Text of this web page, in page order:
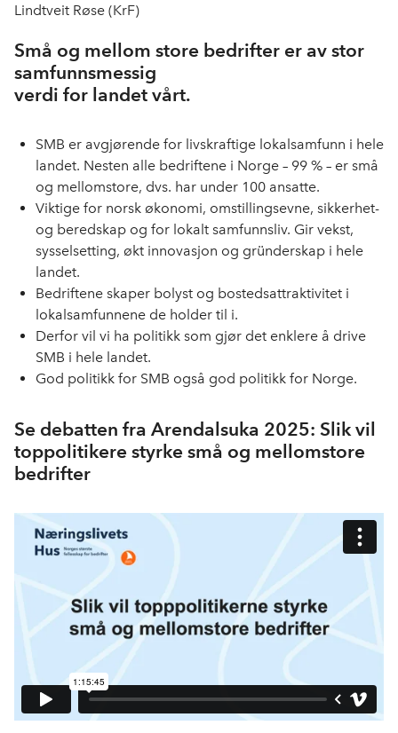
Lindtveit Røse (KrF)
Små og mellom store bedrifter er av stor
samfunnsmessig
verdi for landet vårt.
SMB er avgjørende for livskraftige lokalsamfunn i hele
landet. Nesten alle bedriftene i Norge – 99 % – er små
og mellomstore, dvs. har under 100 ansatte.
Viktige for norsk økonomi, omstillingsevne, sikkerhet-
og beredskap og for lokalt samfunnsliv. Gir vekst,
sysselsetting, økt innovasjon og gründerskap i hele
landet.
Bedriftene skaper bolyst og bostedsattraktivitet i
lokalsamfunnene de holder til i.
Derfor vil vi ha politikk som gjør det enklere å drive
SMB i hele landet.
God politikk for SMB også god politikk for Norge.
Se debatten fra Arendalsuka 2025: Slik vil
toppolitikere styrke små og mellomstore
bedrifter